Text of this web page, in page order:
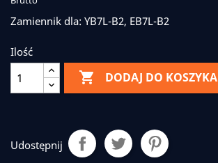
Zamiennik dla: YB7L-B2, EB7L-B2
Ilość
 DODAJ DO KOSZYKA
Udostępnij